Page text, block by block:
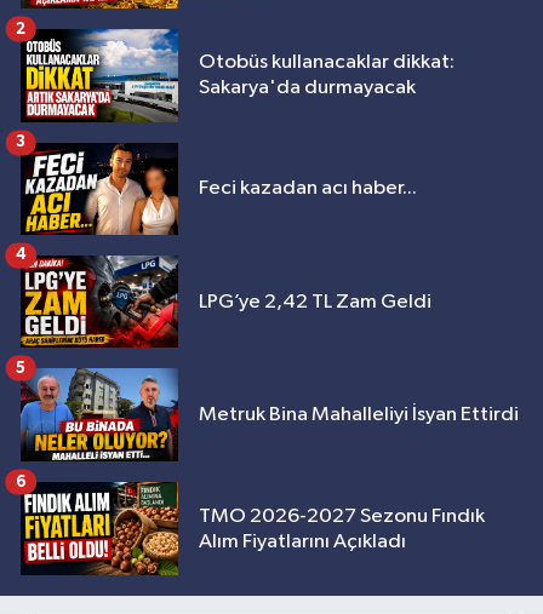
Otobüs kullanacaklar dikkat:
Sakarya'da durmayacak
2
Feci kazadan acı haber...
3
LPG’ye 2,42 TL Zam Geldi
4
Metruk Bina Mahalleliyi İsyan Ettirdi
5
TMO 2026-2027 Sezonu Fındık
Alım Fiyatlarını Açıkladı
6